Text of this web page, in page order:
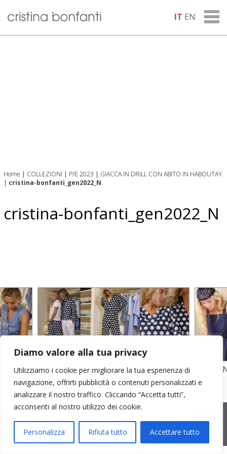
Diamo valore alla tua privacy
Utilizziamo i cookie per migliorare la tua esperienza di
navigazione, offrirti pubblicità o contenuti personalizzati e
analizzare il nostro traffico. Cliccando “Accetta tutti”,
acconsenti al nostro utilizzo dei cookie.
Personalizza Rifiuta tutto Accettare tutto
IT EN
Home | COLLEZIONI | P/E 2023 | GIACCA IN DRILL CON ABITO IN HABOUTAY
| cristina-bonfanti_gen2022_N
cristina-bonfanti_gen2022_N
STAMPA SU CREPE SETA E POPELINE
COTONE
GARZA
2026 © Cristina Bonfanti| sede operativa: Via Emilia 8, 20881
Bernareggio MB | sede legale: via Duca degli Abruzzi 7/A, 20871
Vimercate MB | r.e.a.: MB-2559099 | C.F / P.IVA IT10810090968 |